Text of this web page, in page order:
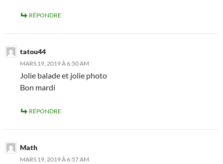
RÉPONDRE
tatou44
MARS 19, 2019 À 6:50 AM
Jolie balade et jolie photo
Bon mardi
RÉPONDRE
Math
MARS 19, 2019 À 6:57 AM